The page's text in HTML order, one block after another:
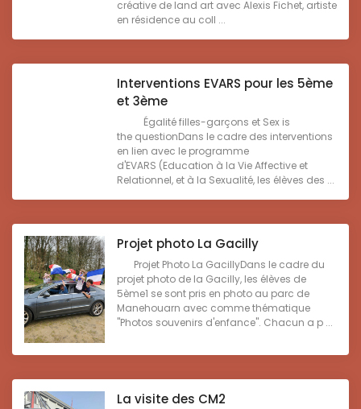
créative de land art avec Alexis Fichet, artiste
en résidence au coll ...
Interventions EVARS pour les 5ème
et 3ème
Égalité filles-garçons et Sex is
the questionDans le cadre des interventions
en lien avec le programme
d'EVARS (Education à la Vie Affective et
Relationnel, et à la Sexualité, les élèves des ...
Projet photo La Gacilly
Projet Photo La GacillyDans le cadre du
projet photo de la Gacilly, les élèves de
5ème1 se sont pris en photo au parc de
Manehouarn avec comme thématique
"Photos souvenirs d'enfance". Chacun a p ...
La visite des CM2